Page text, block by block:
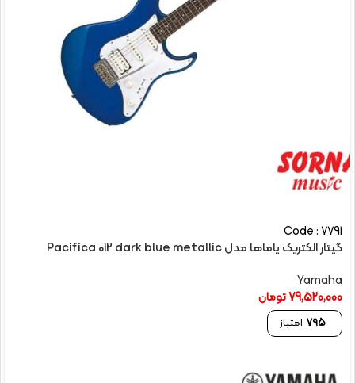
Code : 7791
گیتار الکتریک یاماها مدل Pacifica 012 dark blue metallic
Yamaha
79,520,000تومان
795 امتیاز